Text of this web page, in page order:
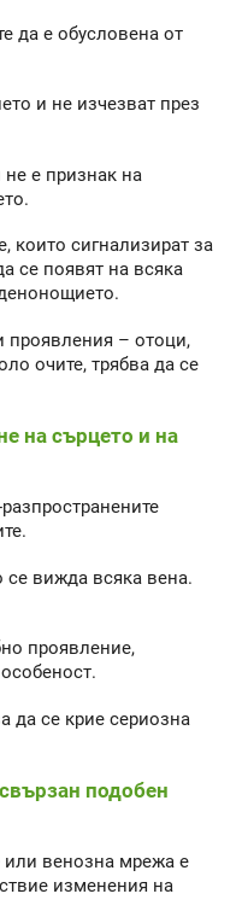
да е обусловена от
и не изчезват през
е признак на
които сигнализират за
се появят на всяка
проявления – отоци,
очите, трябва да се
на сърцето и на
се вижда всяка вена.
проявление,
да се крие сериозна
подобен
или венозна мрежа е
изменения на